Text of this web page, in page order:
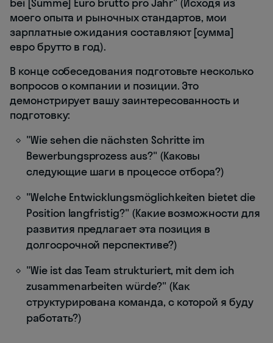
моего опыта и рыночных стандартов, мои
зарплатные ожидания составляют [сумма]
евро брутто в год).
В конце собеседования подготовьте несколько
вопросов о компании и позиции. Это
демонстрирует вашу заинтересованность и
подготовку:
"Wie sehen die nächsten Schritte im
Bewerbungsprozess aus?" (Каковы
следующие шаги в процессе отбора?)
"Welche Entwicklungsmöglichkeiten bietet die
Position langfristig?" (Какие возможности для
развития предлагает эта позиция в
долгосрочной перспективе?)
"Wie ist das Team strukturiert, mit dem ich
zusammenarbeiten würde?" (Как
структурирована команда, с которой я буду
работать?)